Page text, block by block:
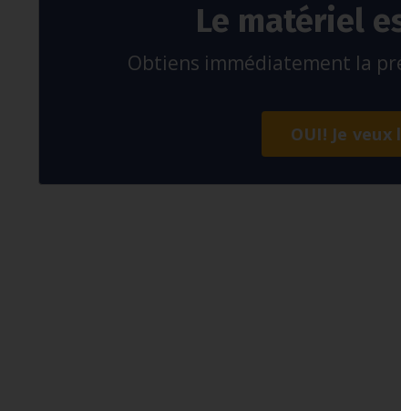
Le matériel
Obtiens immédiatement la
OUI! Je